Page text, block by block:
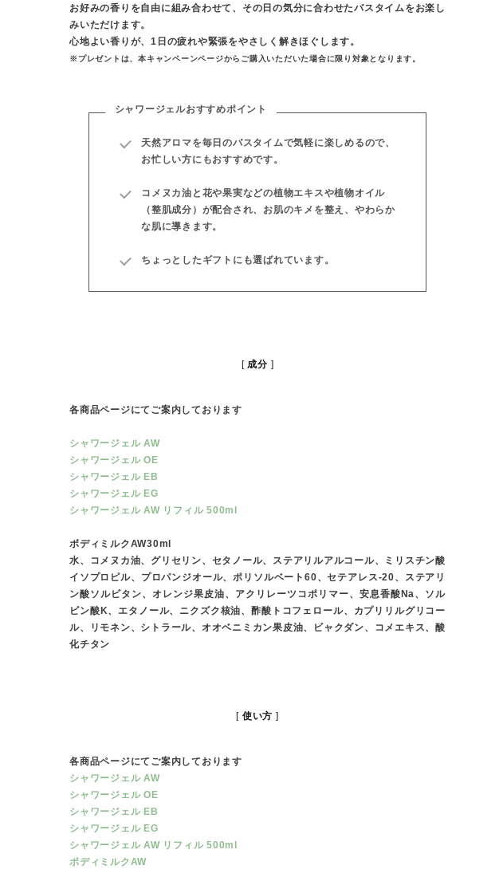
お好みの香りを自由に組み合わせて、その日の気分に合わせたバスタイムをお楽し
みいただけます。
心地よい香りが、1日の疲れや緊張をやさしく解きほぐします。
※プレゼントは、本キャンペーンページからご購入いただいた場合に限り対象となります。
シャワージェルおすすめポイント
天然アロマを毎日のバスタイムで気軽に楽しめるので、
お忙しい方にもおすすめです。
コメヌカ油と花や果実などの植物エキスや植物オイル
（整肌成分）が配合され、お肌のキメを整え、やわらか
な肌に導きます。
ちょっとしたギフトにも選ばれています。
成分
各商品ページにてご案内しております
シャワージェル AW
シャワージェル OE
シャワージェル EB
シャワージェル EG
シャワージェル AW リフィル 500ml
ボディミルクAW30ml
水、コメヌカ油、グリセリン、セタノール、ステアリルアルコール、ミリスチン酸
イソプロピル、プロパンジオール、ポリソルベート60、セテアレス-20、ステアリ
ン酸ソルビタン、オレンジ果皮油、アクリレーツコポリマー、安息香酸Na、ソル
ビン酸K、エタノール、ニクズク核油、酢酸トコフェロール、カプリリルグリコー
ル、リモネン、シトラール、オオベニミカン果皮油、ビャクダン、コメエキス、酸
化チタン
使い方
各商品ページにてご案内しております
シャワージェル AW
シャワージェル OE
シャワージェル EB
シャワージェル EG
シャワージェル AW リフィル 500ml
ボディミルクAW